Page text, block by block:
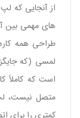
از آنجایی که
های مهمی بین
طراحی همه
لمسی (که
است که کاملاً
متصل نیست،